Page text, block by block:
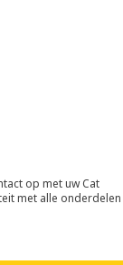
op met uw Cat
met alle onderdelen